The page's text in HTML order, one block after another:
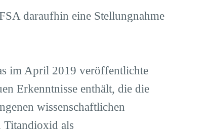
daraufhin eine Stellungnahme
im April 2019 veröffentlichte
Erkenntnisse enthält, die die
wissenschaftlichen
Titandioxid als